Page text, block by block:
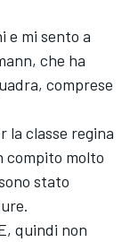
e mi sento a
che ha
comprese
la classe regina
compito molto
stato
quindi non